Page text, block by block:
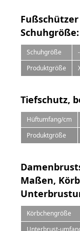
Schuhgröße:
Schuhgröße
Produktgröße
Tiefschutz,
Hüftumfang/cm
Produktgröße
Maßen,
Körbchengröße
Unterbrust-